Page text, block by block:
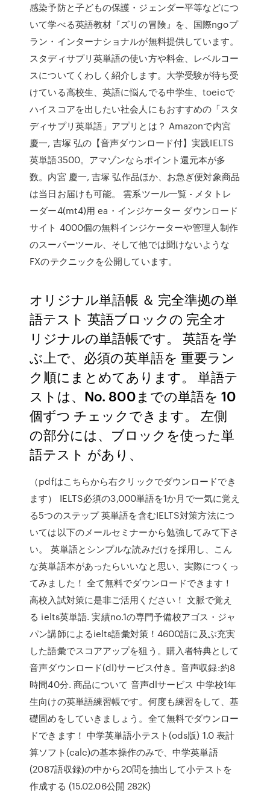
感染予防と子どもの保護・ジェンダー平等などにつ
いて学べる英語教材『ズリの冒険』を、国際ngoプ
ラン・インターナショナルが無料提供しています。
スタディサプリ英単語の使い方や料金、レベルコー
スについてくわしく紹介します。大学受験が待ち受
けている高校生、英語に悩んでる中学生、toeicで
ハイスコアを出したい社会人にもおすすめの「スタ
ディサプリ英単語」アプリとは？ Amazonで内宮
慶一, 吉塚 弘の【音声ダウンロード付】実践IELTS
英単語3500。アマゾンならポイント還元本が多
数。内宮 慶一, 吉塚 弘作品ほか、お急ぎ便対象商品
は当日お届けも可能。 雲系ツール一覧 - メタトレ
ーダー4(mt4)用 ea・インジケーター ダウンロード
サイト 4000個の無料インジケーターや管理人制作
のスーパーツール、そして他では聞けないような
FXのテクニックを公開しています。
オリジナル単語帳 ＆ 完全準拠の単
語テスト 英語ブロックの 完全オ
リジナルの単語帳です。 英語を学
ぶ上で、必須の英単語を 重要ラン
ク順にまとめてあります。 単語テ
ストは、No. 800までの単語を 10
個ずつ チェックできます。 左側
の部分には、ブロックを使った単
語テスト があり、
（pdfはこちらから右クリックでダウンロードでき
ます） IELTS必須の3,000単語を1か月で一気に覚え
る5つのステップ 英単語を含むIELTS対策方法につ
いては以下のメールセミナーから勉強してみて下さ
い。 英単語とシンプルな読みだけを採用し、こん
な英単語本があったらいいなと思い、実際につくっ
てみました！ 全て無料でダウンロードできます！
高校入試対策に是非ご活用ください！ 文脈で覚え
る ielts英単語. 実績no.1の専門予備校アゴス・ジャ
パン講師によるielts語彙対策！4600語に及ぶ充実
した語彙でスコアアップを狙う。購入者特典として
音声ダウンロード(dl)サービス付き。音声収録:約8
時間40分. 商品について 音声dlサービス 中学校1年
生向けの英単語練習帳です。何度も練習をして、基
礎固めをしていきましょう。全て無料でダウンロー
ドできます！ 中学英単語小テスト(ods版) 1.0 表計
算ソフト(calc)の基本操作のみで、中学英単語
(2087語収録)の中から20問を抽出して小テストを
作成する (15.02.06公開 282K)